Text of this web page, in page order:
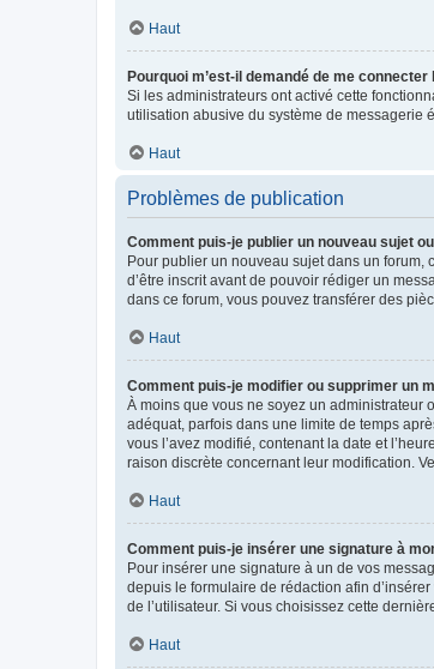
Haut
Pourquoi m’est-il demandé de me
Si les administrateurs ont activé cette
utilisation abusive du système de messagerie
Haut
Problèmes de publication
Comment puis-je publier un nouveau sujet
Pour publier un nouveau sujet dans un
d’être inscrit avant de pouvoir rédiger un
dans ce forum, vous pouvez transférer des
Haut
Comment puis-je modifier ou supprimer un
À moins que vous ne soyez un administrateur
adéquat, parfois dans une limite de temps
vous l’avez modifié, contenant la date et
raison discrète concernant leur modification.
Haut
Comment puis-je insérer une signature à
Pour insérer une signature à un de vos
depuis le formulaire de rédaction afin
de l’utilisateur. Si vous choisissez cette
Haut